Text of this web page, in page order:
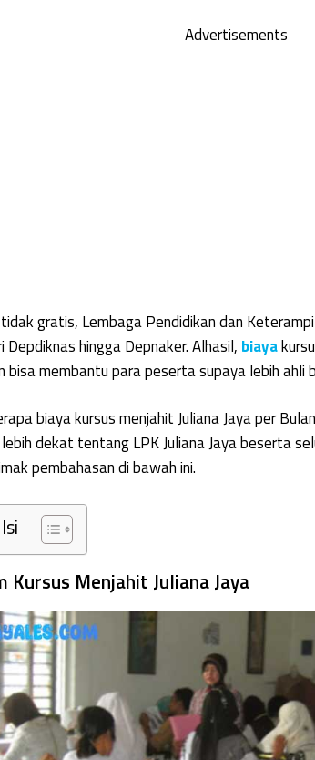
Advertisements
gratis, Lembaga Pendidikan dan
Depdiknas hingga Depnaker. Alhasil, biaya
bisa membantu para peserta supaya lebih ahli
biaya kursus menjahit Juliana Jaya per
dekat tentang LPK Juliana Jaya beserta
pembahasan di bawah ini.
Kursus Menjahit Juliana Jaya